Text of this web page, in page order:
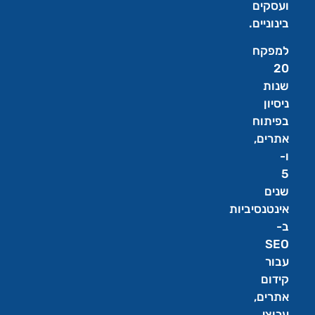
ועסקים
בינוניים.
למפקח
20
שנות
ניסיון
בפיתוח
אתרים,
ו-
5
שנים
אינטנסיביות
ב-
SEO
עבור
קידום
אתרים,